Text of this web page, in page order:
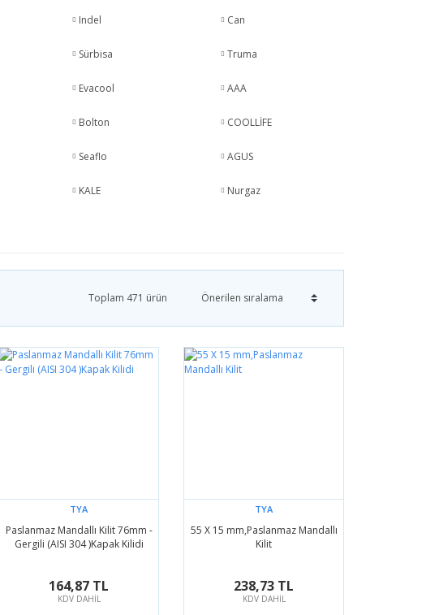
Indel Can
Sürbisa Truma
Evacool AAA
Bolton COOLLİFE
Seaflo AGUS
KALE Nurgaz
Toplam 471 ürün
TYA
Paslanmaz Mandallı Kilit 76mm -
Gergili (AISI 304 )Kapak Kilidi
164,87 TL
KDV DAHİL
TYA
55 X 15 mm,Paslanmaz Mandallı
Kilit
238,73 TL
KDV DAHİL